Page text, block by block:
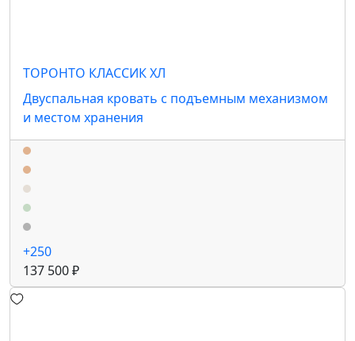
ТОРОНТО КЛАССИК ХЛ
Двуспальная кровать с подъемным механизмом
и местом хранения
+250
137 500 ₽